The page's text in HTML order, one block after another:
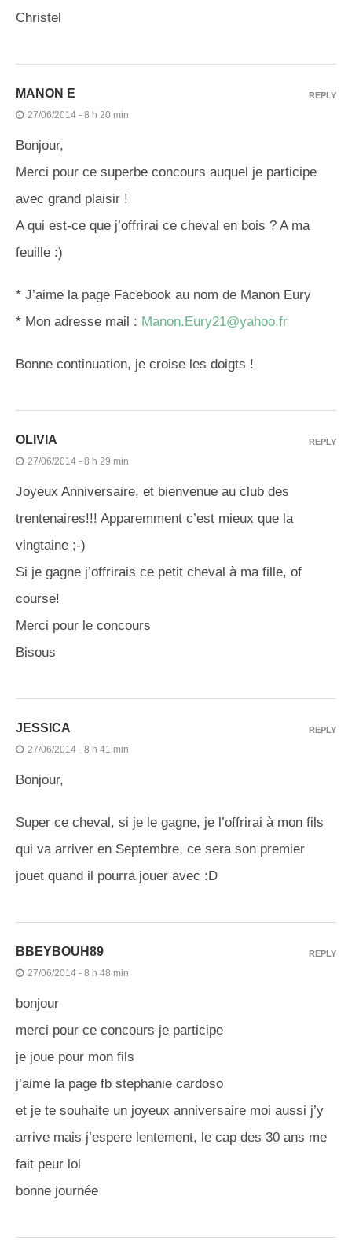
Christel
MANON E
27/06/2014 - 8 h 20 min
Bonjour,
Merci pour ce superbe concours auquel je participe
avec grand plaisir !
A qui est-ce que j’offrirai ce cheval en bois ? A ma
feuille :)
* J’aime la page Facebook au nom de Manon Eury
* Mon adresse mail : Manon.Eury21@yahoo.fr
Bonne continuation, je croise les doigts !
REPLY
OLIVIA
27/06/2014 - 8 h 29 min
Joyeux Anniversaire, et bienvenue au club des
trentenaires!!! Apparemment c’est mieux que la
vingtaine ;-)
Si je gagne j’offrirais ce petit cheval à ma fille, of
course!
Merci pour le concours
Bisous
REPLY
JESSICA
27/06/2014 - 8 h 41 min
Bonjour,
Super ce cheval, si je le gagne, je l’offrirai à mon fils
qui va arriver en Septembre, ce sera son premier
jouet quand il pourra jouer avec :D
REPLY
BBEYBOUH89
27/06/2014 - 8 h 48 min
bonjour
merci pour ce concours je participe
je joue pour mon fils
j’aime la page fb stephanie cardoso
et je te souhaite un joyeux anniversaire moi aussi j’y
arrive mais j’espere lentement, le cap des 30 ans me
fait peur lol
bonne journée
REPLY